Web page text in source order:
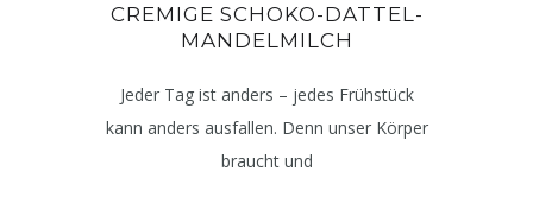
CREMIGE SCHOKO-DATTEL-
MANDELMILCH
Jeder Tag ist anders – jedes Frühstück
kann anders ausfallen. Denn unser Körper
braucht und